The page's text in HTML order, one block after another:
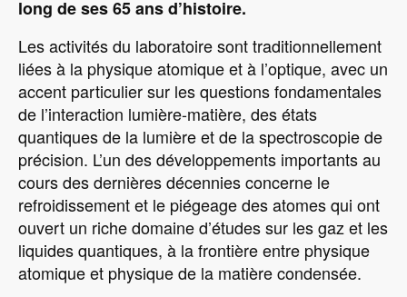
long de ses 65 ans d’histoire.
Les activités du laboratoire sont traditionnellement
liées à la physique atomique et à l’optique, avec un
accent particulier sur les questions fondamentales
de l’interaction lumière-matière, des états
quantiques de la lumière et de la spectroscopie de
précision. L’un des développements importants au
cours des dernières décennies concerne le
refroidissement et le piégeage des atomes qui ont
ouvert un riche domaine d’études sur les gaz et les
liquides quantiques, à la frontière entre physique
atomique et physique de la matière condensée.